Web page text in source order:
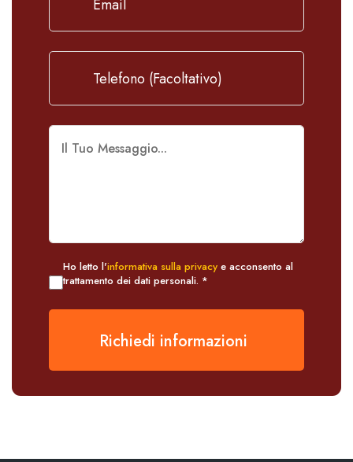
Ho letto l'informativa sulla privacy e acconsento al
trattamento dei dati personali. *
Richiedi informazioni